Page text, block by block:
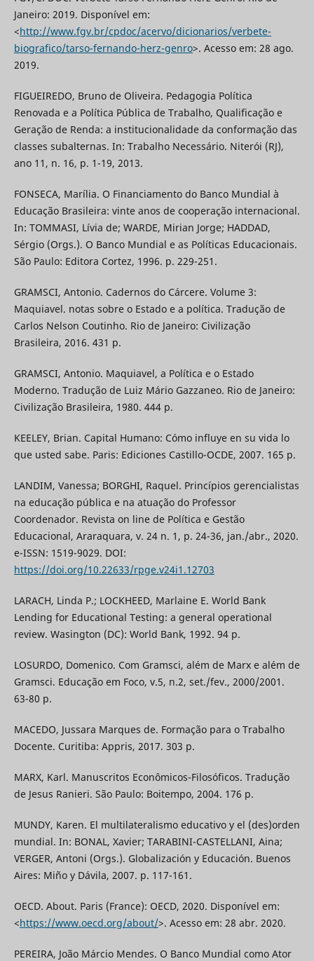
Janeiro: 2019. Disponível em:
<http://www.fgv.br/cpdoc/acervo/dicionarios/verbete-
biografico/tarso-fernando-herz-genro>. Acesso em: 28 ago.
2019.
FIGUEIREDO, Bruno de Oliveira. Pedagogia Política
Renovada e a Política Pública de Trabalho, Qualificação e
Geração de Renda: a institucionalidade da conformação das
classes subalternas. In: Trabalho Necessário. Niterói (RJ),
ano 11, n. 16, p. 1-19, 2013.
FONSECA, Marília. O Financiamento do Banco Mundial à
Educação Brasileira: vinte anos de cooperação internacional.
In: TOMMASI, Lívia de; WARDE, Mirian Jorge; HADDAD,
Sérgio (Orgs.). O Banco Mundial e as Políticas Educacionais.
São Paulo: Editora Cortez, 1996. p. 229-251.
GRAMSCI, Antonio. Cadernos do Cárcere. Volume 3:
Maquiavel. notas sobre o Estado e a política. Tradução de
Carlos Nelson Coutinho. Rio de Janeiro: Civilização
Brasileira, 2016. 431 p.
GRAMSCI, Antonio. Maquiavel, a Política e o Estado
Moderno. Tradução de Luiz Mário Gazzaneo. Rio de Janeiro:
Civilização Brasileira, 1980. 444 p.
KEELEY, Brian. Capital Humano: Cómo influye en su vida lo
que usted sabe. Paris: Ediciones Castillo-OCDE, 2007. 165 p.
LANDIM, Vanessa; BORGHI, Raquel. Princípios gerencialistas
na educação pública e na atuação do Professor
Coordenador. Revista on line de Política e Gestão
Educacional, Araraquara, v. 24 n. 1, p. 24-36, jan./abr., 2020.
e-ISSN: 1519-9029. DOI:
https://doi.org/10.22633/rpge.v24i1.12703
LARACH, Linda P.; LOCKHEED, Marlaine E. World Bank
Lending for Educational Testing: a general operational
review. Wasington (DC): World Bank, 1992. 94 p.
LOSURDO, Domenico. Com Gramsci, além de Marx e além de
Gramsci. Educação em Foco, v.5, n.2, set./fev., 2000/2001.
63-80 p.
MACEDO, Jussara Marques de. Formação para o Trabalho
Docente. Curitiba: Appris, 2017. 303 p.
MARX, Karl. Manuscritos Econômicos-Filosóficos. Tradução
de Jesus Ranieri. São Paulo: Boitempo, 2004. 176 p.
MUNDY, Karen. El multilateralismo educativo y el (des)orden
mundial. In: BONAL, Xavier; TARABINI-CASTELLANI, Aina;
VERGER, Antoni (Orgs.). Globalización y Educación. Buenos
Aires: Miño y Dávila, 2007. p. 117-161.
OECD. About. Paris (France): OECD, 2020. Disponível em:
<https://www.oecd.org/about/>. Acesso em: 28 abr. 2020.
PEREIRA, João Márcio Mendes. O Banco Mundial como Ator